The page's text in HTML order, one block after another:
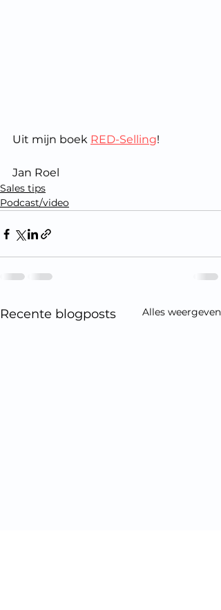
Uit mijn boek RED-Selling!
Jan Roel
Sales tips
Podcast/video
Recente blogposts Alles weergeven